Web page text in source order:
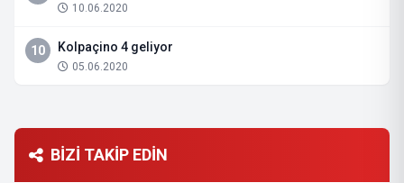
10.06.2020
10 Kolpaçino 4 geliyor
05.06.2020
BİZİ TAKİP EDİN